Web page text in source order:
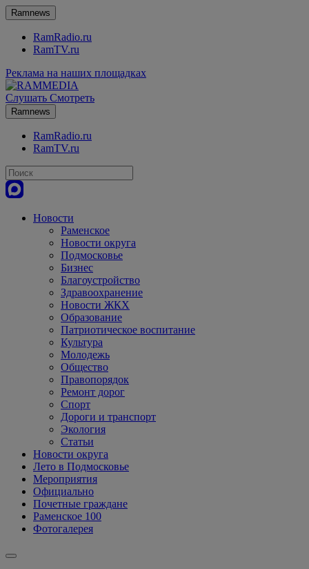
Ramnews
RamRadio.ru
RamTV.ru
Реклама на наших площадках
Слушать Смотреть
Ramnews
RamRadio.ru
RamTV.ru
Новости
Раменское
Новости округа
Подмосковье
Бизнес
Благоустройство
Здравоохранение
Новости ЖКХ
Образование
Патриотическое воспитание
Культура
Молодежь
Общество
Правопорядок
Ремонт дорог
Спорт
Дороги и транспорт
Экология
Статьи
Новости округа
Лето в Подмосковье
Мероприятия
Официально
Почетные граждане
Раменское 100
Фотогалерея